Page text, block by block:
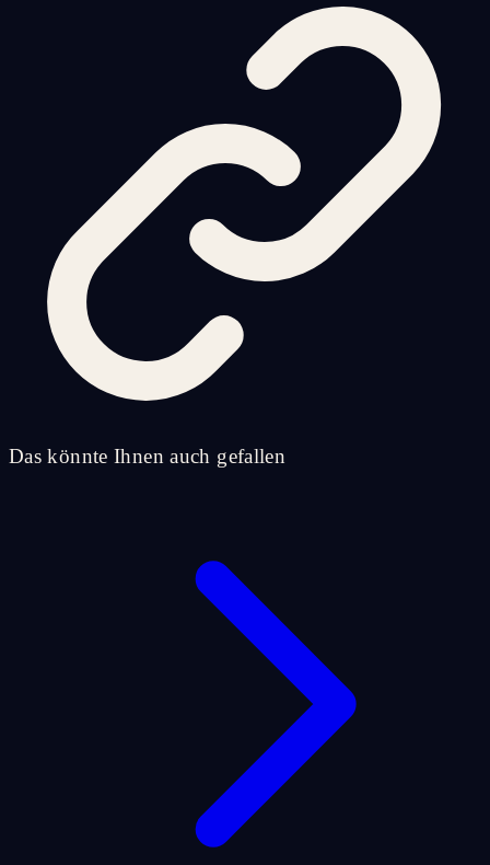
Das könnte Ihnen auch gefallen